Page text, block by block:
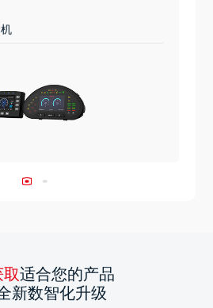
适合您的产品
新数智化升级